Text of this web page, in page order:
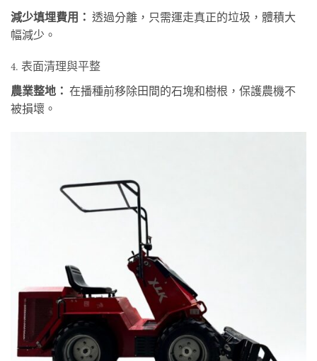
減少填埋費用： 透過分離，只需運走真正的垃圾，體積大
幅減少。
4. 表面清理與平整
農業整地： 在播種前移除田間的石塊和樹根，保護農機不
被損壞。